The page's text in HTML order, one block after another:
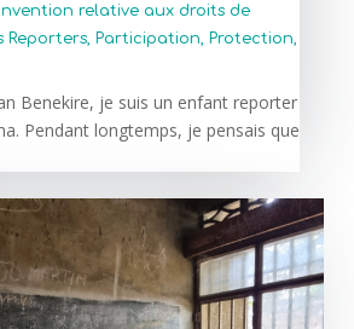
relative aux droits de
Reporters, Participation Protection
Benekire, je suis un enfant reporter
Pendant longtemps, je pensais que